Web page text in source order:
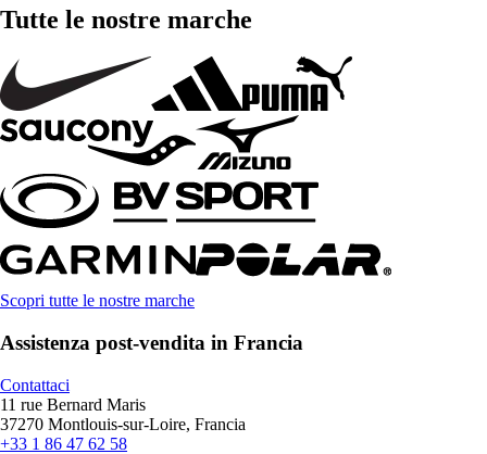
Tutte le nostre marche
Scopri tutte le nostre marche
Assistenza post-vendita in Francia
Contattaci
11 rue Bernard Maris
37270 Montlouis-sur-Loire, Francia
+33 1 86 47 62 58